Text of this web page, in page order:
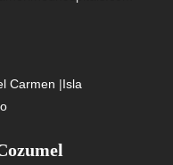
Carmen |Isla